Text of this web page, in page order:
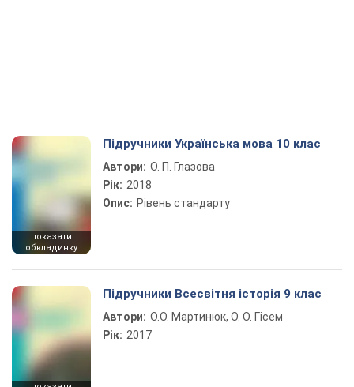
показати
обкладинку
Підручники Українська мова 10 клас
Автори: О. П. Глазова
Рік: 2018
Опис: Рівень стандарту
Підручники Всесвітня історія 9 клас
Автори: О.О. Мартинюк, О. О. Гісем
Рік: 2017